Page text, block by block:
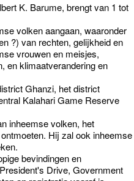
K. Barume, brengt van 1 tot
volken aangaan, waaronder
?) van rechten, gelijkheid en
vrouwen en meisjes,
en klimaatverandering en
Ghanzi, het district
Kalahari Game Reserve
inheemse volken, het
Hij zal ook inheemse
bevindingen en
Drive, Government